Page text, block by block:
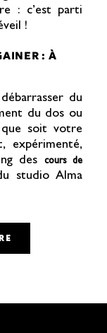
: c’est parti
!
: À
du
du dos ou
que soit votre
expérimenté,
des
cours de
studio Alma